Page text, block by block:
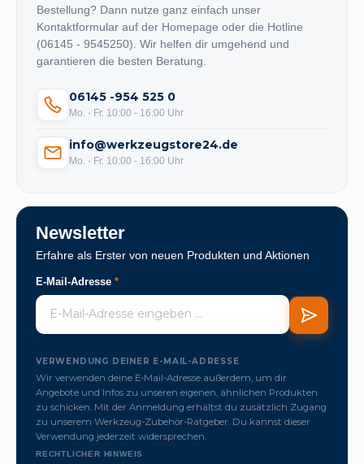
Bestellung? Dann nutze ganz einfach unser
Kontaktformular auf der Homepage oder die Hotline
(06145 - 9545250). Wir helfen dir umgehend und
garantieren die besten Beratung.
06145 -954 525 0
Mo. - Fr. 10:00 - 16:00 Uhr
info@werkzeugstore24.de
Mo. - Fr. 10:00 - 16:00 Uhr
Newsletter
Erfahre als Erster von neuen Produkten und Aktionen
E-Mail-Adresse *
VERWENDUNG DEINER E-MAIL-ADRESSE
Wir verwenden deine E-Mail-Adresse außerdem, um dir
Angebote und Infos zu unseren eigenen, ähnlichen Produkten
zu schicken. Mit der Anmeldung erhältst du zusätzlich Zugang
zu unserem Werkzeug-Zubehör-Ratgeber. Du kannst dieser
Verwendung jederzeit widersprechen.
RECHTLICHER HINWEIS